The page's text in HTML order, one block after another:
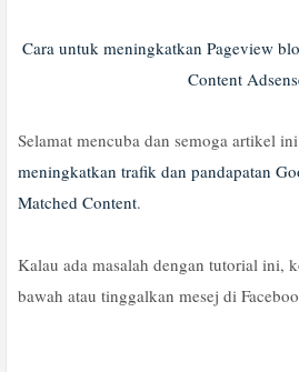
Cara untuk meningkatkan Pageview
Content
Selamat mencuba dan semoga artikel
meningkatkan trafik dan pandapatan
Matched Content.
Kalau ada masalah dengan tutorial ini,
bawah atau tinggalkan mesej di